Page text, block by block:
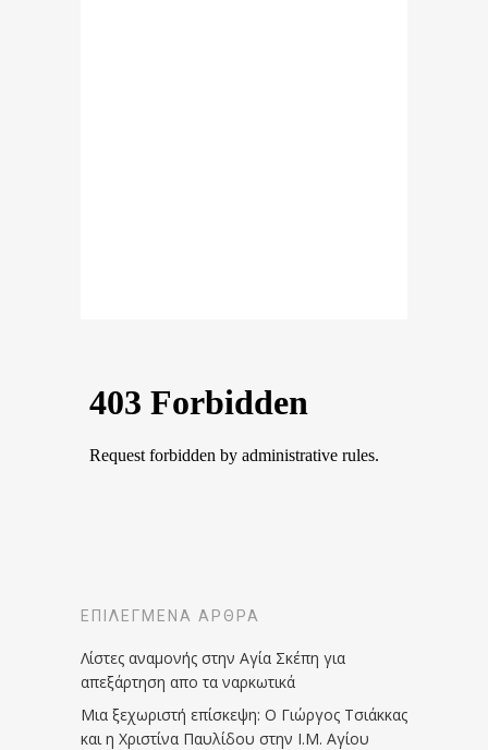
ΕΠΙΛΕΓΜΈΝΑ ΆΡΘΡΑ
Λίστες αναμονής στην Αγία Σκέπη για
απεξάρτηση απο τα ναρκωτικά
Μια ξεχωριστή επίσκεψη: Ο Γιώργος Τσιάκκας
και η Χριστίνα Παυλίδου στην Ι.Μ. Αγίου